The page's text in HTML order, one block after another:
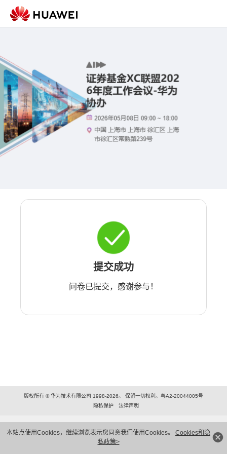
本站点使用Cookies，继续浏览表示您同意我们使用Cookies。 Cookies和隐
私政策>
提交成功
问卷已提交，感谢参与！
版权所有 © 华为技术有限公司 1998-2026。 保留一切权利。粤A2-20044005号
隐私保护
法律声明